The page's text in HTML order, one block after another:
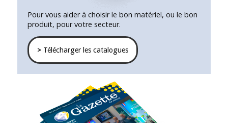
Pour vous aider à choisir le bon matériel, ou le bon
produit, pour votre secteur.
>Télécharger les catalogues